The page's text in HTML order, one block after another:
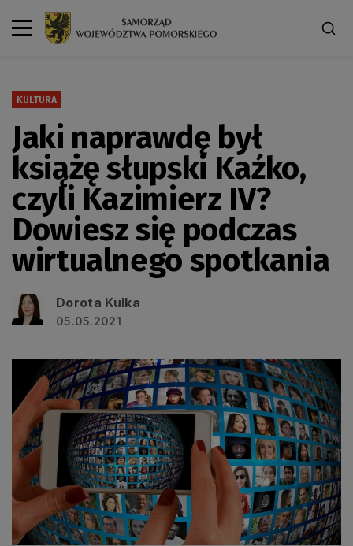
KULTURA
Jaki naprawdę był
książę słupski Kaźko,
czyli Kazimierz IV?
Dowiesz się podczas
wirtualnego spotkania
Dorota Kulka
05.05.2021